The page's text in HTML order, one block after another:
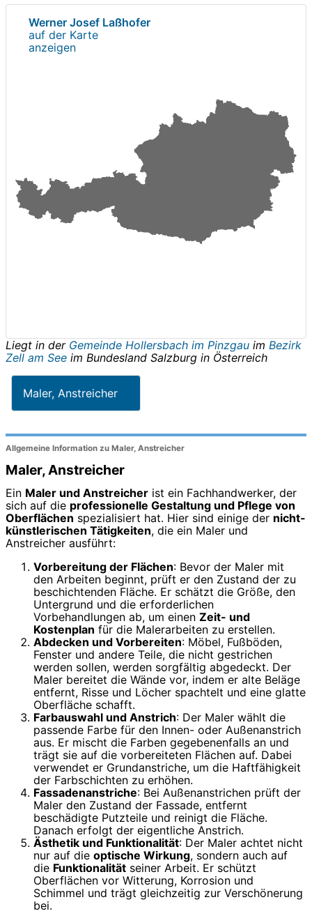
Werner Josef Laßhofer
auf der Karte
anzeigen
Liegt in der Gemeinde Hollersbach im Pinzgau im Bezirk
Zell am See im Bundesland Salzburg in Österreich
Maler, Anstreicher
Allgemeine Information zu Maler, Anstreicher
Maler, Anstreicher
Ein Maler und Anstreicher ist ein Fachhandwerker, der
sich auf die professionelle Gestaltung und Pflege von
Oberflächen spezialisiert hat. Hier sind einige der nicht-
künstlerischen Tätigkeiten, die ein Maler und
Anstreicher ausführt:
Vorbereitung der Flächen: Bevor der Maler mit
den Arbeiten beginnt, prüft er den Zustand der zu
beschichtenden Fläche. Er schätzt die Größe, den
Untergrund und die erforderlichen
Vorbehandlungen ab, um einen Zeit- und
Kostenplan für die Malerarbeiten zu erstellen.
Abdecken und Vorbereiten: Möbel, Fußböden,
Fenster und andere Teile, die nicht gestrichen
werden sollen, werden sorgfältig abgedeckt. Der
Maler bereitet die Wände vor, indem er alte Beläge
entfernt, Risse und Löcher spachtelt und eine glatte
Oberfläche schafft.
Farbauswahl und Anstrich: Der Maler wählt die
passende Farbe für den Innen- oder Außenanstrich
aus. Er mischt die Farben gegebenenfalls an und
trägt sie auf die vorbereiteten Flächen auf. Dabei
verwendet er Grundanstriche, um die Haftfähigkeit
der Farbschichten zu erhöhen.
Fassadenanstriche: Bei Außenanstrichen prüft der
Maler den Zustand der Fassade, entfernt
beschädigte Putzteile und reinigt die Fläche.
Danach erfolgt der eigentliche Anstrich.
Ästhetik und Funktionalität: Der Maler achtet nicht
nur auf die optische Wirkung, sondern auch auf
die Funktionalität seiner Arbeit. Er schützt
Oberflächen vor Witterung, Korrosion und
Schimmel und trägt gleichzeitig zur Verschönerung
bei.